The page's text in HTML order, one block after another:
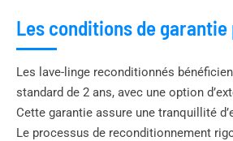
Les conditions de
Les lave-linge reconditionnés
standard de 2 ans, avec une option
Cette garantie assure une tranquillité
Le processus de reconditionnement